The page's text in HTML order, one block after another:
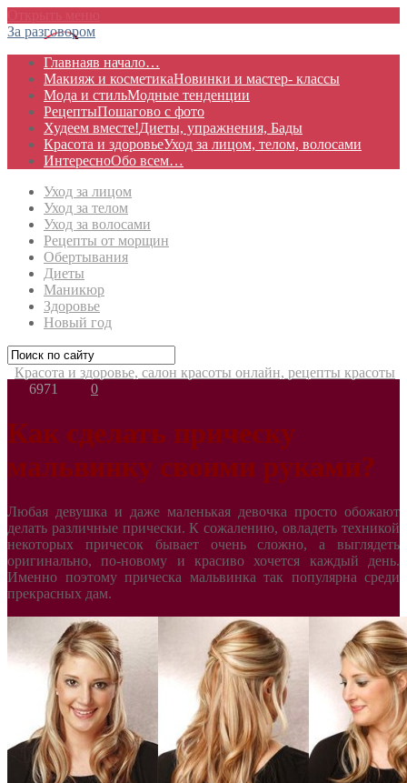
За разговором
Главнаяв начало…
Макияж и косметикаНовинки и мастер- классы
Мода и стильМодные тенденции
РецептыПошагово с фото
Худеем вместе!Диеты, упражнения, Бады
Красота и здоровьеУход за лицом, телом, волосами
ИнтересноОбо всем…
Уход за лицом
Уход за телом
Уход за волосами
Рецепты от морщин
Обертывания
Диеты
Маникюр
Здоровье
Новый год
Красота и здоровье, салон красоты онлайн, рецепты красоты
6971
0
Как сделать прическу
мальвинку своими руками?
Любая девушка и даже маленькая девочка просто обожают
делать различные прически. К сожалению, овладеть техникой
некоторых причесок бывает очень сложно, а выглядеть
оригинально, по-новому и красиво хочется каждый день.
Именно поэтому прическа мальвинка так популярна среди
прекрасных дам.